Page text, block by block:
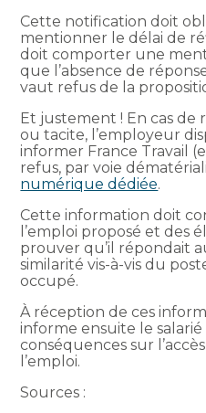
Cette notification doit
mentionner le délai de
doit comporter une
que l’absence de
vaut refus de la
Et justement ! En cas de
ou tacite, l’employeur
informer France Travail
refus, par voie
numérique dédiée.
Cette information doit
l’emploi proposé et des
prouver qu’il répondait
similarité vis-à-vis du
occupé.
À réception de ces
informe ensuite le
conséquences sur
l’emploi.
Sources :